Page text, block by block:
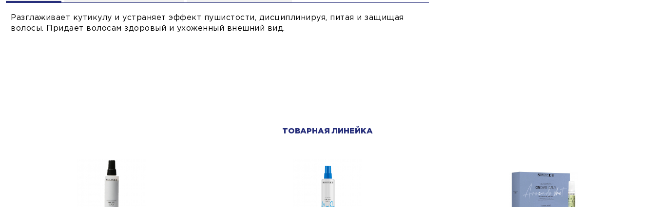
Разглаживает кутикулу и устраняет эффект пушистости, дисциплинируя, питая и защищая
волосы. Придает волосам здоровый и ухоженный внешний вид.
ТОВАРНАЯ ЛИНЕЙКА